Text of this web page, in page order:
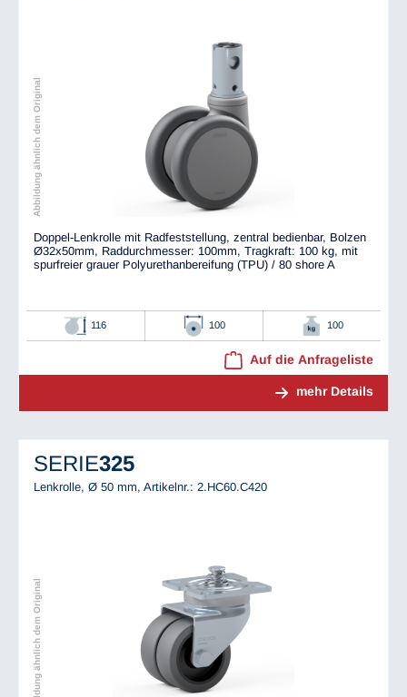
Abbildung ähnlich dem Original
Doppel-Lenkrolle mit Radfeststellung, zentral bedienbar, Bolzen
Ø32x50mm, Raddurchmesser: 100mm, Tragkraft: 100 kg, mit
spurfreier grauer Polyurethanbereifung (TPU) / 80 shore A
116 100 100
Auf die Anfrageliste
mehr Details
SERIE325
Lenkrolle, Ø 50 mm, Artikelnr.: 2.HC60.C420
Abbildung ähnlich dem Original